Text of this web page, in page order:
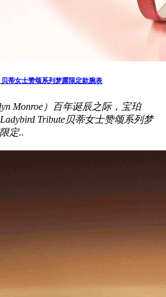
蒂女士赞颂系列梦露限定款腕表
Monroe）百年诞辰之际，宝珀
Tribute贝蒂女士赞颂系列梦
定..